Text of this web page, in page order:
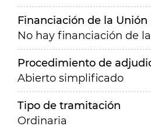
Financiación de la Unión
No hay financiación de
Procedimiento de
Abierto simplificado
Tipo de tramitación
Ordinaria